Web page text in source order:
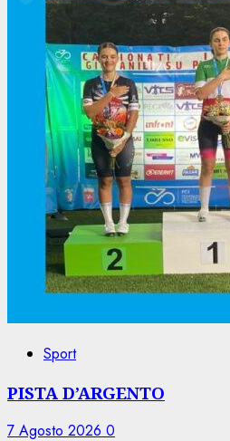
Sport
PISTA D’ARGENTO
7 Agosto 2026 0